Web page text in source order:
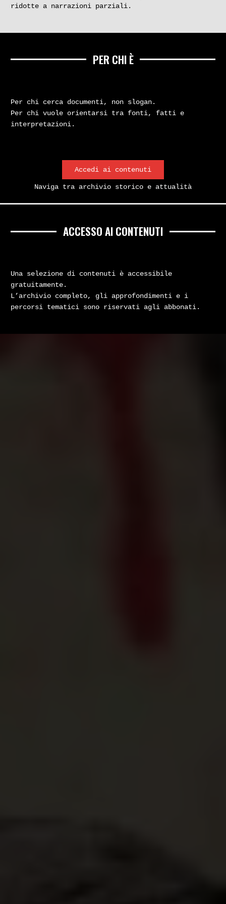
ridotte a narrazioni parziali.
PER CHI È
Per chi cerca documenti, non slogan.
Per chi vuole orientarsi tra fonti, fatti e
interpretazioni.
Accedi ai contenuti
Naviga tra archivio storico e attualità
ACCESSO AI CONTENUTI
Una selezione di contenuti è accessibile
gratuitamente.
L’archivio completo, gli approfondimenti e i
percorsi tematici sono riservati agli abbonati.